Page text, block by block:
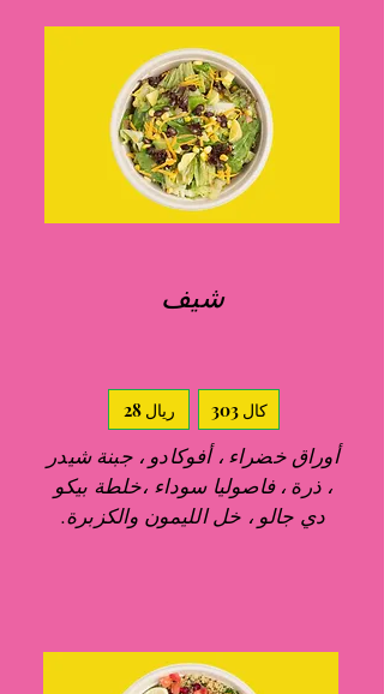
شيف
28 ريال 303 كال
أوراق خضراء ، أفوكادو ، جبنة شيدر
، ذرة ، فاصوليا سوداء ،خلطة بيكو
دي جالو ، خل الليمون والكزبرة.